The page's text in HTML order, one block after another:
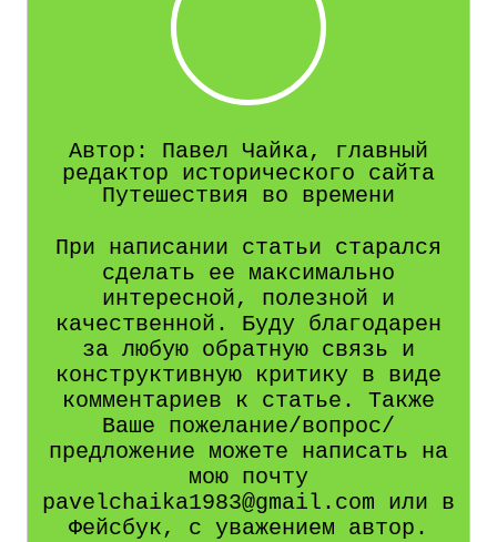
Автор: Павел Чайка, главный
редактор исторического сайта
Путешествия во времени
При написании статьи старался
сделать ее максимально
интересной, полезной и
качественной. Буду благодарен
за любую обратную связь и
конструктивную критику в виде
комментариев к статье. Также
Ваше пожелание/вопрос/
предложение можете написать на
мою почту
pavelchaika1983@gmail.com или в
Фейсбук, с уважением автор.